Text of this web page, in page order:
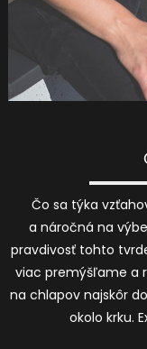
Čo sa týka
a náročná na
pravdivosť tohto
viac premýšľame a
na chlapov najskôr
okolo krku.